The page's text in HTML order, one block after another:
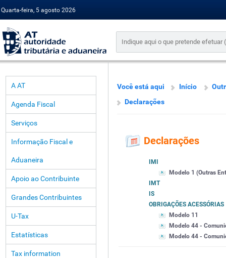
Quarta-feira, 5 agosto 2026
A AT
Agenda Fiscal
Serviços
Informação Fiscal e
Aduaneira
Apoio ao Contribuinte
Grandes Contribuintes
U-Tax
Estatísticas
Tax information
Você está aqui Início
Declarações
Declarações
IMI
Modelo 1 (Outras
IMT
IS
OBRIGAÇÕES ACESSÓRIAS
Modelo 11
Modelo 44 -
Modelo 44 -